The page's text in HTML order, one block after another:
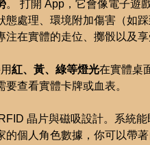
。 打開 App，它會像電子遊
處理、環境附加傷害（如
在實體的走位、擲骰以及享
紅、黃、綠等燈光在實體桌
查看實體卡牌或血表。
晶片與磁吸設計。系統
的個人角色數據，你可以帶